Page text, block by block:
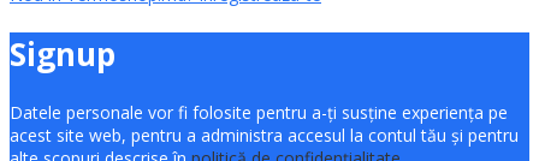
Signup
Datele personale vor fi folosite pentru a-ți susține experiența pe
acest site web, pentru a administra accesul la contul tău și pentru